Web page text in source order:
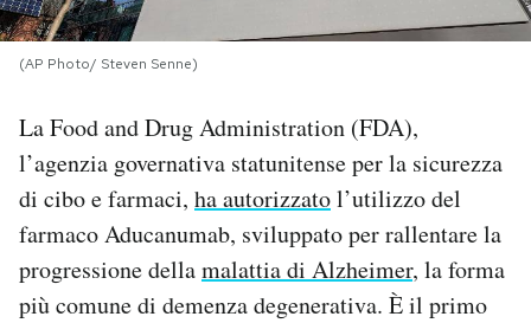
I MIEI PREFERITI
CALENDARIO
AREA PERSONALE
Area Personale
(AP Photo/ Steven Senne)
La Food and Drug Administration (FDA),
l’agenzia governativa statunitense per la sicurezza
di cibo e farmaci, ha autorizzatol’utilizzo del
farmaco Aducanumab, sviluppato per rallentare la
progressione dellamalattia di Alzheimer, la forma
più comune di demenza degenerativa. È il primo